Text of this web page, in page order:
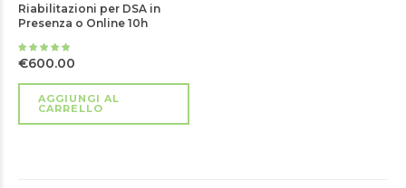
Riabilitazioni per DSA in
Presenza o Online 10h
su 5
€600.00
AGGIUNGI AL
CARRELLO